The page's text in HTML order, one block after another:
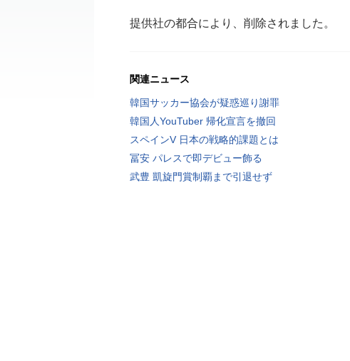
提供社の都合により、削除されました。
関連ニュース
韓国サッカー協会が疑惑巡り謝罪
韓国人YouTuber 帰化宣言を撤回
スペインV 日本の戦略的課題とは
冨安 パレスで即デビュー飾る
武豊 凱旋門賞制覇まで引退せず